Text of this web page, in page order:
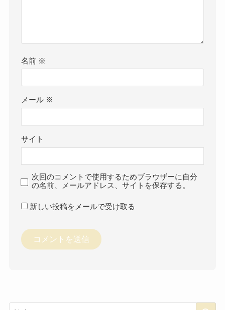
名前 ※
メール ※
サイト
次回のコメントで使用するためブラウザーに自分
の名前、メールアドレス、サイトを保存する。
新しい投稿をメールで受け取る